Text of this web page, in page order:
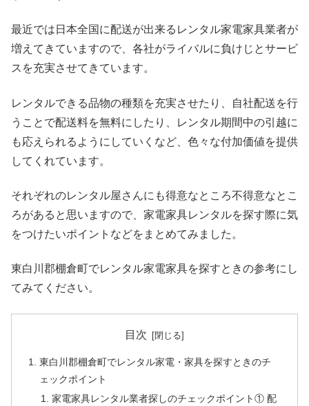
最近では日本全国に配送が出来るレンタル家電家具業者が
増えてきていますので、各社がライバルに負けじとサービ
スを充実させてきています。
レンタルできる品物の種類を充実させたり、自社配送を行
うことで配送料を無料にしたり、レンタル期間中の引越に
も応えられるようにしていくなど、色々な付加価値を提供
してくれています。
それぞれのレンタル屋さんにも得意なところ不得意なとこ
ろがあると思いますので、家電家具レンタルを探す際に気
をつけたいポイントなどをまとめてみました。
東白川郡棚倉町でレンタル家電家具を探すときの参考にし
てみてください。
目次
東白川郡棚倉町でレンタル家電・家具を探すときのチ
ェックポイント
家電家具レンタル業者探しのチェックポイント① 配